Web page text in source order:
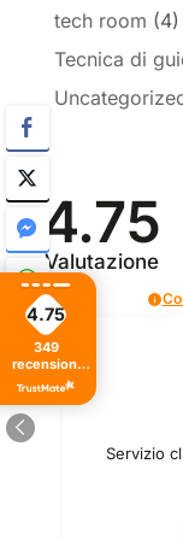
tech room (4)
Tecnica di
4.75
Valutazione
Servizio
4.75
349
recensioni
di tutti i
tempi